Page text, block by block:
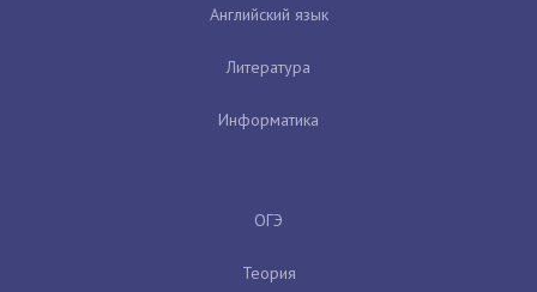
Английский язык
Литература
Информатика
ОГЭ
Теория